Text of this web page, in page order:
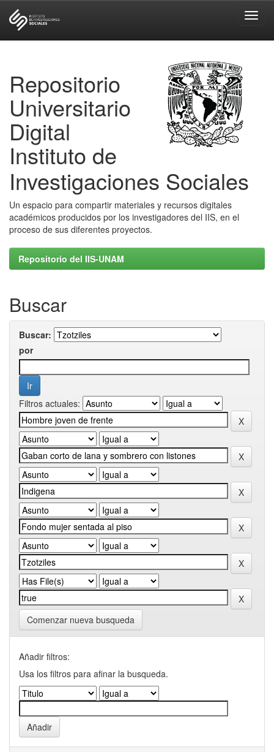
Repositorio
Universitario
Digital
Instituto de
Investigaciones Sociales
Un espacio para compartir materiales y recursos digitales
académicos producidos por los investigadores del IIS, en el
proceso de sus diferentes proyectos.
Repositorio del IIS-UNAM
Buscar
Buscar:
por
Filtros actuales:
Comenzar nueva busqueda
Añadir filtros:
Usa los filtros para afinar la busqueda.